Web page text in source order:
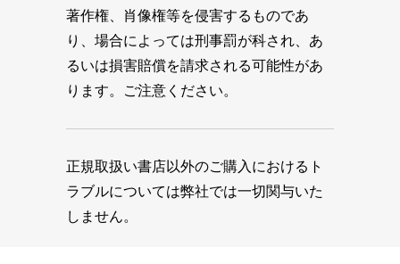
著作権、肖像権等を侵害するものであ
り、場合によっては刑事罰が科され、あ
るいは損害賠償を請求される可能性があ
ります。ご注意ください。
正規取扱い書店以外のご購入におけるト
ラブルについては弊社では一切関与いた
しません。